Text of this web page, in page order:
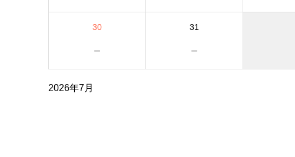
30
－
31
－
2026年7月